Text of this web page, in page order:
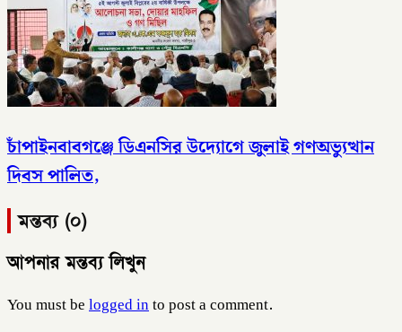
চাঁপাইনবাবগঞ্জে ডিএনসির উদ্যোগে জুলাই গণঅভ্যুত্থান
দিবস পালিত,
মন্তব্য (০)
আপনার মন্তব্য লিখুন
You must belogged into post a comment.